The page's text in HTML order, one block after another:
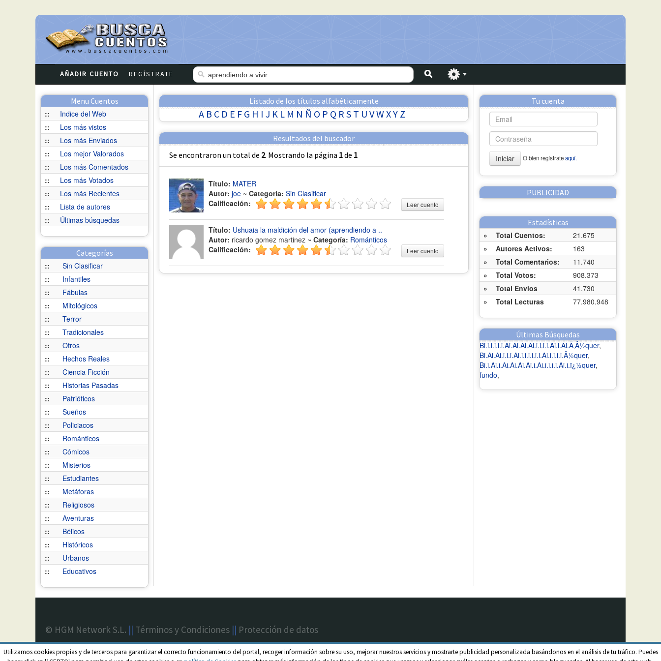
Utilizamos cookies propias y de terceros para garantizar el correcto funcionamiento del portal, recoger información sobre su uso, mejorar nuestros servicios y mostrarte publicidad personalizada basándonos en el análisis de tu tráfico. Puedes
AÑADIR CUENTO REGÍSTRATE
Menu Cuentos
::
Indice del Web
::
Los más vistos
::
Los más Enviados
::
Los mejor Valorados
::
Los más Comentados
::
Los más Votados
::
Los más Recientes
::
Lista de autores
::
Últimas búsquedas
Categorías
::
Sin Clasificar
::
Infantiles
::
Fábulas
::
Mitológicos
::
Terror
::
Tradicionales
::
Otros
::
Hechos Reales
::
Ciencia Ficción
::
Historias Pasadas
::
Patrióticos
::
Sueños
::
Policiacos
::
Románticos
::
Cómicos
::
Misterios
::
Estudiantes
::
Metáforas
::
Religiosos
::
Aventuras
::
Bélicos
::
Históricos
::
Urbanos
::
Educativos
Listado de los títulos alfabéticamente
A B C D E F G H I J K L M N Ñ O P Q R S T U VWXY Z
Resultados del buscador
Se encontraron un total de 2. Mostrando la página 1de 1
Título: MATER
Autor: joe ~ Categoría: Sin Clasificar
Calificación:
Leer cuento
Título: Ushuaia la maldición del amor (aprendiendo a ..
Autor: ricardo gomez martinez ~ Categoría: Románticos
Calificación:
Leer cuento
Tu cuenta
Iniciar O bien regístrateaquí.
PUBLICIDAD
Estadísticas
»
Total Cuentos:
21.675
»
Autores Activos:
163
»
Total Comentarios:
11.740
»
Total Votos:
908.373
»
Total Envios
41.730
»
Total Lecturas 77.980.948
Últimas Búsquedas
Bi.i.i.i.i.i.Ai.Ai.Ai.Ai.i.i.i.i.Ai.i.Ai.Ã‚Â½quer,
Bi.Ai.Ai.i.i.i.Ai.i.i.i.i.i.i.Ai.i.i.i.i.Â½quer,
Bi.i.Ai.i.Ai.Ai.Ai.Ai.i.Ai.i.i.i.i.Ai.i.ï¿½quer,
fundo,
© HGM Network S.L. || Términos y Condiciones || Protección de datos